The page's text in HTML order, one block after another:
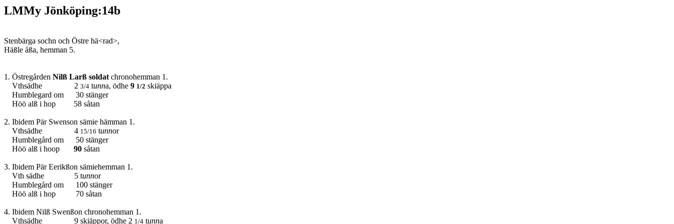
LMMy Jönköping:14b
Stenbärga sochn och Östre hä<rad>,
Häßle åßa, hemman 5.
1. Östregården Nilß Larß soldat chronohemman 1.
Vthsädhe 2 3/4 tunna, ödhe 9 1/2 skiäppa
Humblegard om 30 stänger
Höö alß i hop 58 såtan
2. Ibidem Pär Swenson sämie hämman 1.
Vthsädhe 4 15/16 tunnor
Humblegård om 50 stänger
Höö alß i hoop 90 såtan
3. Ibidem Pär Eerikßon sämiehemman 1.
Vth sädhe 5 tunnor
Humblegård om 100 stänger
Höö alß i hop 70 såtan
4. Ibidem Nilß Swenßon chronohemman 1.
Vthsädhe 9 skiäppor, ödhe 2 1/4 tunna